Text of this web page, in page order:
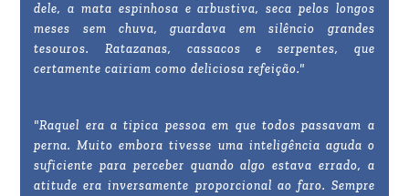
dele, a mata espinhosa e arbustiva, seca pelos longos
meses sem chuva, guardava em silêncio grandes
tesouros. Ratazanas, cassacos e serpentes, que
certamente cairiam como deliciosa refeição."
"Raquel era a tipica pessoa em que todos passavam a
perna. Muito embora tivesse uma inteligência aguda o
suficiente para perceber quando algo estava errado, a
atitude era inversamente proporcional ao faro. Sempre